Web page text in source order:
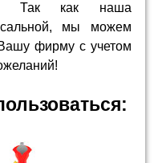
Так как наша
мы можем
фирму с учетом